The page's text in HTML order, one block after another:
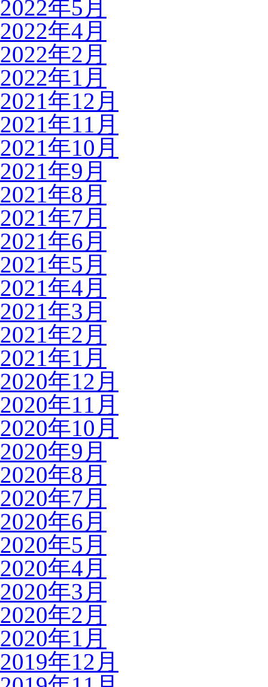
2022年5月
2022年4月
2022年2月
2022年1月
2021年12月
2021年11月
2021年10月
2021年9月
2021年8月
2021年7月
2021年6月
2021年5月
2021年4月
2021年3月
2021年2月
2021年1月
2020年12月
2020年11月
2020年10月
2020年9月
2020年8月
2020年7月
2020年6月
2020年5月
2020年4月
2020年3月
2020年2月
2020年1月
2019年12月